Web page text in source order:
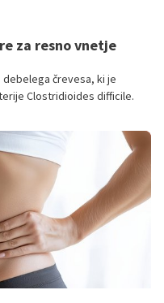
za resno vnetje
črevesa, ki je
Clostridioides difficile.